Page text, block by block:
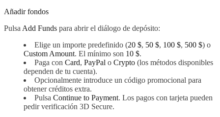
Añadir fondos
Pulsa Add Funds para abrir el diálogo de depósito:
Elige un importe predefinido (20 $, 50 $, 100 $, 500 $) o
Custom Amount. El mínimo son 10 $.
Paga con Card, PayPal o Crypto (los métodos disponibles
dependen de tu cuenta).
Opcionalmente introduce un código promocional para
obtener créditos extra.
Pulsa Continue to Payment. Los pagos con tarjeta pueden
pedir verificación 3D Secure.